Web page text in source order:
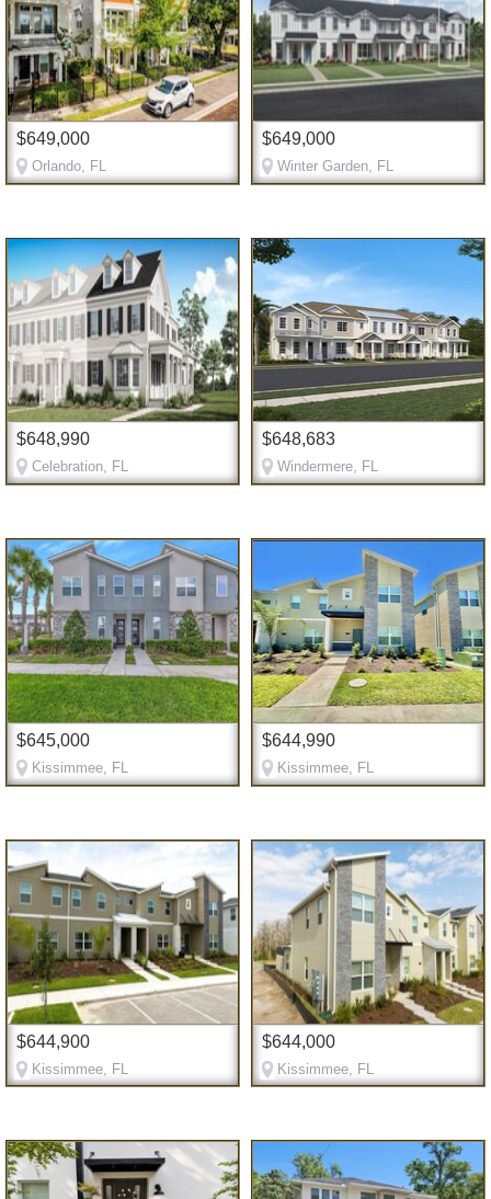
$649,000
Orlando, FL
$649,000
Winter Garden, FL
$648,990
Celebration, FL
$648,683
Windermere, FL
$645,000
Kissimmee, FL
$644,990
Kissimmee, FL
$644,900
Kissimmee, FL
$644,000
Kissimmee, FL